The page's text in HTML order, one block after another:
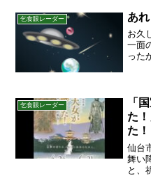
乞食眼レーダー あ
お久
一面
った
ん
乞食眼レーダー
「
た
た！
仙台
舞い
と、